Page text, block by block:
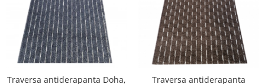
Traversa antiderapanta Doha,
Traversa antiderapanta